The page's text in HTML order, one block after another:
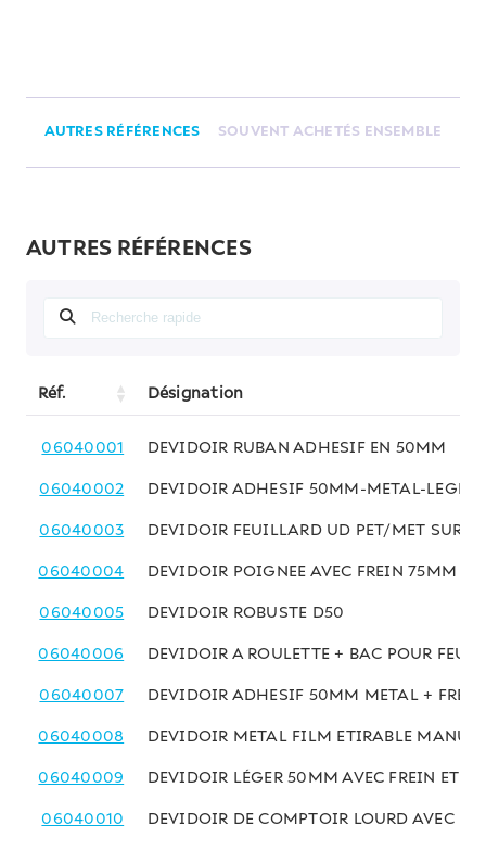
AUTRES RÉFÉRENCES SOUVENT ACHETÉS ENSEMBLE
AUTRES RÉFÉRENCES
Réf. Désignation
06040001 DEVIDOIR RUBAN ADHESIF EN 50MM
06040002 DEVIDOIR ADHESIF 50MM-METAL-LEGER-
06040003 DEVIDOIR FEUILLARD UD PET/MET SUR
06040004 DEVIDOIR POIGNEE AVEC FREIN 75MM
06040005 DEVIDOIR ROBUSTE D50
06040006 DEVIDOIR A ROULETTE + BAC POUR
06040007 DEVIDOIR ADHESIF 50MM METAL + FREIN
06040008 DEVIDOIR METAL FILM ETIRABLE
06040009 DEVIDOIR LÉGER 50MM AVEC FREIN ET
06040010 DEVIDOIR DE COMPTOIR LOURD AVEC